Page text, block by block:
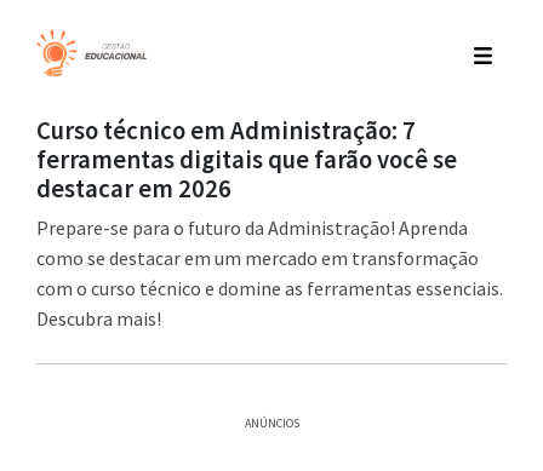
Curso técnico em Administração: 7
ferramentas digitais que farão você se
destacar em 2026
Prepare-se para o futuro da Administração! Aprenda
como se destacar em um mercado em transformação
com o curso técnico e domine as ferramentas essenciais.
Descubra mais!
ANÚNCIOS